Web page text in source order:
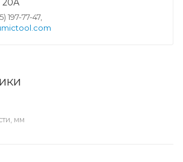
20А
197-77-47,
мм